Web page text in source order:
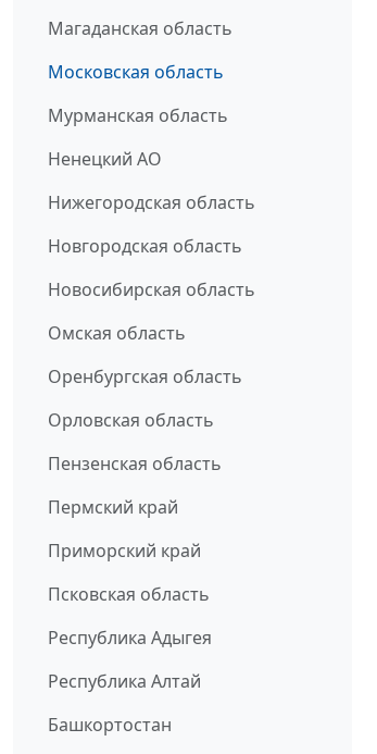
Магаданская область
Московская область
Мурманская область
Ненецкий АО
Нижегородская область
Новгородская область
Новосибирская область
Омская область
Оренбургская область
Орловская область
Пензенская область
Пермский край
Приморский край
Псковская область
Республика Адыгея
Республика Алтай
Башкортостан